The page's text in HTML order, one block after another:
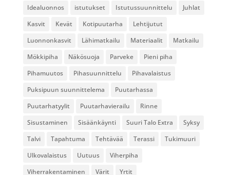
Idealuonnos
istutukset Istutussuunnittelu
Juhlat
Kasvit
Kevät Kotipuutarha
Lehtijutut
Luonnonkasvit
Lähimatkailu Materiaalit
Matkailu
Mökkipiha
Näkösuoja Parveke
Pieni piha
Pihamuutos
Pihasuunnittelu
Pihavalaistus
Puksipuun suunnittelema
Puutarhassa
Puutarhatyylit
Puutarhavierailu
Rinne
Sisustaminen
Sisäänkäynti Suuri Talo Extra
Syksy
Talvi
Tapahtuma Tehtävää Terassi
Tukimuuri
Ulkovalaistus
Uutuus
Viherpiha
Viherrakentaminen
Värit Yrtit